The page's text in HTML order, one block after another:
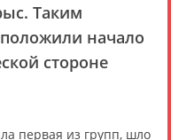
Таким
начало
стороне
первая из групп, шло